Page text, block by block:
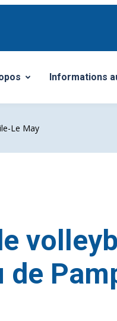
Fermer le sous-menu
Informations
Ouvrir/Fermer
Le May
de